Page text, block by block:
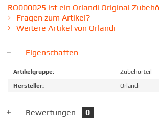
RO000025 ist ein Orlandi Original
Fragen zum Artikel?
Weitere Artikel von Orlandi
Eigenschaften
Artikelgruppe:
Zubehörteil
Hersteller:
Orlandi
Bewertungen
0